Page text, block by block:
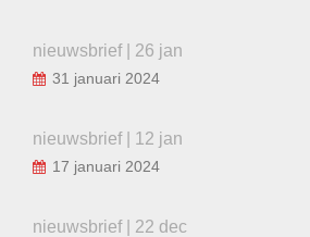
nieuwsbrief | 26 jan
31 januari 2024
nieuwsbrief | 12 jan
17 januari 2024
nieuwsbrief | 22 dec